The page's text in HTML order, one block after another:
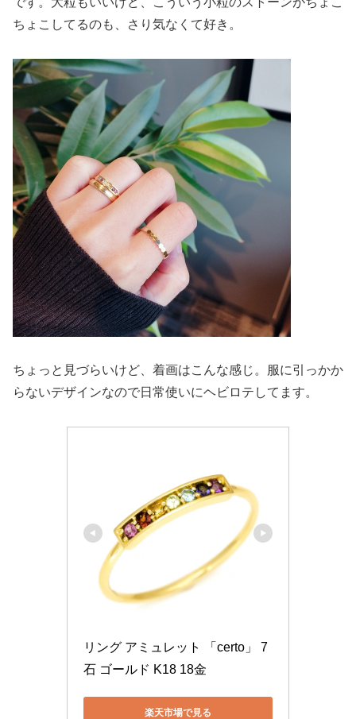
ちょこしてるのも、さり気なくて好き。
ちょっと見づらいけど、着画はこんな感じ。服に引っかか
らないデザインなので日常使いにヘビロテしてます。
リング アミュレット 「certo」 7
石 ゴールド K18 18金
楽天市場で見る